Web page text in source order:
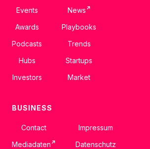
Events
Awards
Podcasts
Hubs
Investors
News ↗
Playbooks
Trends
Startups
Market
BUSINESS
Contact
Mediadaten ↗
Impressum
Datenschutz